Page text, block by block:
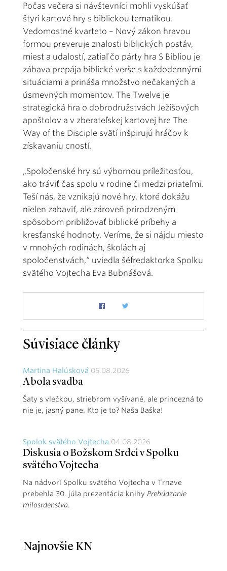
Počas večera si návštevníci mohli vyskúšať
štyri kartové hry s biblickou tematikou.
Vedomostné kvarteto – Nový zákon hravou
formou preveruje znalosti biblických postáv,
miest a udalostí, zatiaľ čo párty hra S Bibliou je
zábava prepája biblické verše s každodennými
situáciami a prináša množstvo nečakaných a
úsmevných momentov. The Twelve je
strategická hra o dobrodružstvách Ježišových
apoštolov a v zberateľskej kartovej hre The
Way of the Disciple svätí inšpirujú hráčov k
získavaniu cností.
„Spoločenské hry sú výbornou príležitosťou,
ako tráviť čas spolu v rodine či medzi priateľmi.
Teší nás, že vznikajú nové hry, ktoré dokážu
nielen zabaviť, ale zároveň prirodzeným
spôsobom približovať biblické príbehy a
kresťanské hodnoty. Veríme, že si nájdu miesto
v mnohých rodinách, školách aj
spoločenstvách,“ uviedla šéfredaktorka Spolku
svätého Vojtecha Eva Bubnášová.
Súvisiace články
Martina Halúsková 05.08.2026
A bola svadba
Šaty s vlečkou, striebrom vyšívané, ale princezná to
nie je, jasný pane. Kto je to? Naša Baška!
Spolok svätého Vojtecha 04.08.2026
Diskusia o Božskom Srdci v Spolku
svätého Vojtecha
Na nádvorí Spolku svätého Vojtecha v Trnave
prebehla 30. júla prezentácia knihy Prebúdzanie
milosrdenstva.
Najnovšie KN